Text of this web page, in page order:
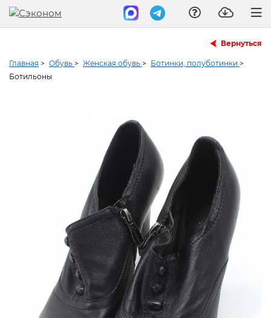
Вернуться
Главная > Обувь > Женская обувь > Ботинки, полуботинки >
Ботильоны